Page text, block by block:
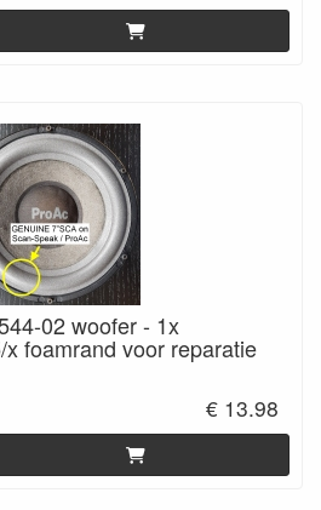
02 woofer - 1x
foamrand voor reparatie
€ 13.98